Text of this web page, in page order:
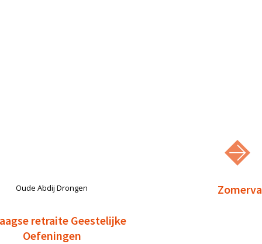
Oude Abdij Drongen
retraite Geestelijke
Oefeningen